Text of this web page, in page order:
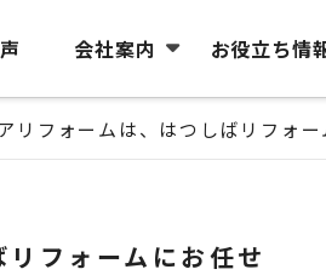
会社案内 お役立ち情
リフォームは、はつしばリフォー
フォームにお任せ